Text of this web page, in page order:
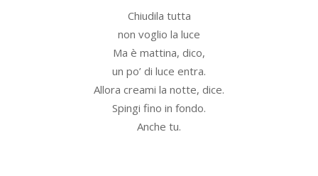
Chiudila tutta
non voglio la luce
Ma è mattina, dico,
un po’ di luce entra.
Allora creami la notte, dice.
Spingi fino in fondo.
Anche tu.